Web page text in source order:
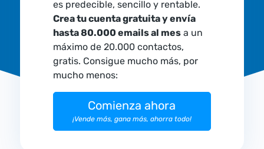
es predecible, sencillo y rentable.
Crea tu cuenta gratuita y envía
hasta 80.000 emails al mesa un
máximo de 20.000 contactos,
gratis. Consigue mucho más, por
mucho menos:
Comienza ahora
¡Vende más, gana más, ahorra todo!